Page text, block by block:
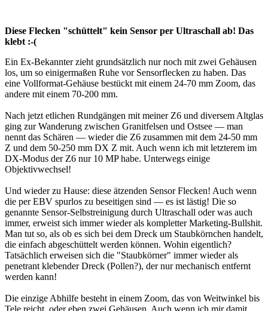
Diese Flecken "schüttelt" kein Sensor per Ultraschall ab! Das
klebt :-(
Ein Ex-Bekannter zieht grundsätzlich nur noch mit zwei Gehäusen
los, um so einigermaßen Ruhe vor Sensorflecken zu haben. Das
eine Vollformat-Gehäuse bestückt mit einem 24-70 mm Zoom, das
andere mit einem 70-200 mm.
Nach jetzt etlichen Rundgängen mit meiner Z6 und diversem Altglas
ging zur Wanderung zwischen Granitfelsen und Ostsee — man
nennt das Schären — wieder die Z6 zusammen mit dem 24-50 mm
Z und dem 50-250 mm DX Z mit. Auch wenn ich mit letzterem im
DX-Modus der Z6 nur 10 MP habe. Unterwegs einige
Objektivwechsel!
Und wieder zu Hause: diese ätzenden Sensor Flecken! Auch wenn
die per EBV spurlos zu beseitigen sind — es ist lästig! Die so
genannte Sensor-Selbstreinigung durch Ultraschall oder was auch
immer, erweist sich immer wieder als kompletter Marketing-Bullshit.
Man tut so, als ob es sich bei dem Dreck um Staubkörnchen handelt,
die einfach abgeschüttelt werden können. Wohin eigentlich?
Tatsächlich erweisen sich die "Staubkörner" immer wieder als
penetrant klebender Dreck (Pollen?), der nur mechanisch entfernt
werden kann!
Die einzige Abhilfe besteht in einem Zoom, das von Weitwinkel bis
Tele reicht, oder eben zwei Gehäusen. Auch wenn ich mir damit